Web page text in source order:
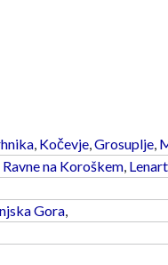
, Kočevje,Grosuplje,
Ravne na Koroškem, Lenart
Gora,